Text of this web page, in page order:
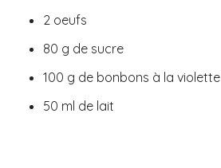
2 oeufs
80 g de sucre
100 g de bonbons à la violette
50 ml de lait